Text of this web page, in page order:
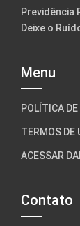
Previdência
Deixe o
Menu
POLÍTICA
TERMOS DE
ACESSAR
Contato